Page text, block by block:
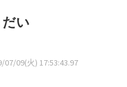
い
07/09(火) 17:53:43.97